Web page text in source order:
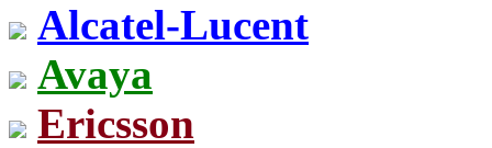
Alcatel-Lucent
Avaya
Ericsson